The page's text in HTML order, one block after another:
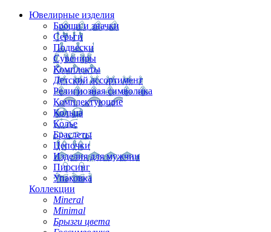
Ювелирные изделия
Броши и значки
Серьги
Подвески
Сувениры
Комплекты
Детский ассортимент
Религиозная символика
Комплектующие
Кольца
Колье
Браслеты
Цепочки
Изделия для мужчин
Пирсинг
Упаковка
Коллекции
Mineral
Minimal
Брызги цвета